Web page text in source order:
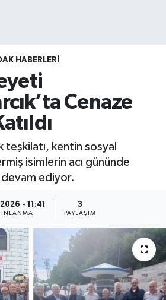
HABERLERI
Cenaze
teşkilatı, kentin sosyal
isimlerin acı gününde
devam ediyor.
- 11:41 3
PAYLAŞIM